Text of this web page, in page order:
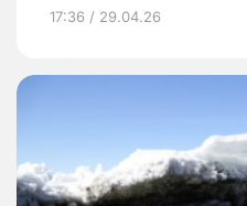
17:36 / 29.04.26